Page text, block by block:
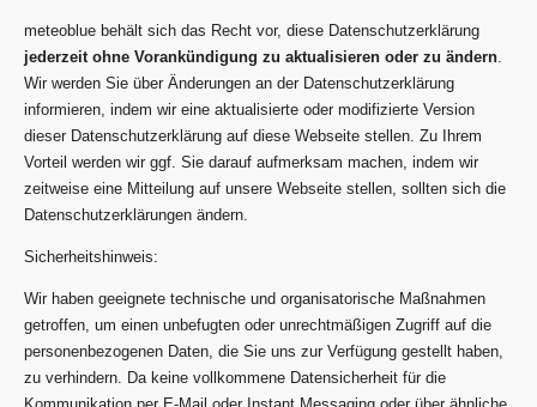
meteoblue behält sich das Recht vor, diese Datenschutzerklärung
jederzeit ohne Vorankündigung zu aktualisieren oder zu ändern.
Wir werden Sie über Änderungen an der Datenschutzerklärung
informieren, indem wir eine aktualisierte oder modifizierte Version
dieser Datenschutzerklärung auf diese Webseite stellen. Zu Ihrem
Vorteil werden wir ggf. Sie darauf aufmerksam machen, indem wir
zeitweise eine Mitteilung auf unsere Webseite stellen, sollten sich die
Datenschutzerklärungen ändern.
Sicherheitshinweis:
Wir haben geeignete technische und organisatorische Maßnahmen
getroffen, um einen unbefugten oder unrechtmäßigen Zugriff auf die
personenbezogenen Daten, die Sie uns zur Verfügung gestellt haben,
zu verhindern. Da keine vollkommene Datensicherheit für die